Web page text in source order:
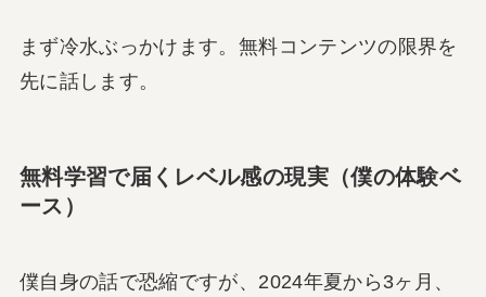
まず冷水ぶっかけます。無料コンテンツの限界を
先に話します。
無料学習で届くレベル感の現実（僕の体験ベ
ース）
僕自身の話で恐縮ですが、2024年夏から3ヶ月、